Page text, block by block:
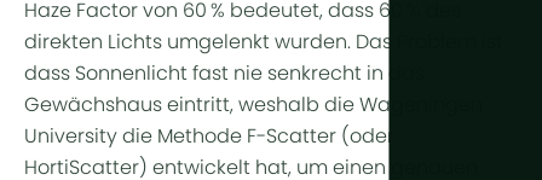
Haze Factor von 60 % bedeutet, dass 60 % des
direkten Lichts umgelenkt wurden. Das Problem ist,
dass Sonnenlicht fast nie senkrecht in das
Gewächshaus eintritt, weshalb die Wageningen
University die Methode F-Scatter (oder
HortiScatter) entwickelt hat, um einen genauen